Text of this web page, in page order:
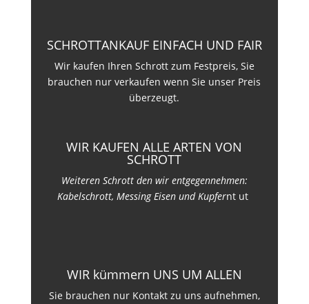
SCHROTTANKAUF EINFACH UND FAIR
Wir kaufen Ihren Schrott zum Festpreis, Sie
brauchen nur verkaufen wenn Sie unser Preis
überzeugt.
WIR KAUFEN ALLE ARTEN VON
SCHROTT
Weiteren Schrott den wir entgegennehmen:
Kabelschrott, Messing Eisen und Kupfernt ut
WIR kümmern UNS UM ALLEN
Sie brauchen nur Kontakt zu uns aufnehmen,